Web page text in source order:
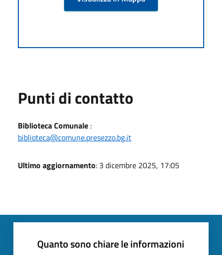
Punti di contatto
Biblioteca Comunale :
biblioteca@comune.presezzo.bg.it
Ultimo aggiornamento: 3 dicembre 2025, 17:05
Quanto sono chiare le informazioni